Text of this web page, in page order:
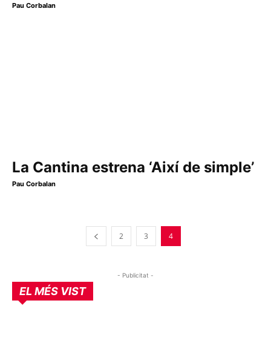
Pau Corbalan
La Cantina estrena ‘Així de simple’
Pau Corbalan
2 3 4
- Publicitat -
EL MÉS VIST